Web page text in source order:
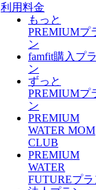
利用料金
もっと
PREMIUMプ
ン
famfit購入プ
ン
ずっと
PREMIUMプ
ン
PREMIUM
WATER MOM
CLUB
PREMIUM
WATER
FUTUREプラ